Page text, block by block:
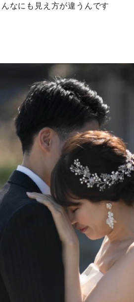
なにも見え方が違うんです